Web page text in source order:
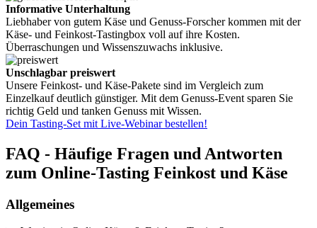
Informative Unterhaltung
Liebhaber von gutem Käse und Genuss-Forscher kommen mit der
Käse- und Feinkost-Tastingbox voll auf ihre Kosten.
Überraschungen und Wissenszuwachs inklusive.
Unschlagbar preiswert
Unsere Feinkost- und Käse-Pakete sind im Vergleich zum
Einzelkauf deutlich günstiger. Mit dem Genuss-Event sparen Sie
richtig Geld und tanken Genuss mit Wissen.
Dein Tasting-Set mit Live-Webinar bestellen!
FAQ - Häufige Fragen und Antworten
zum Online-Tasting Feinkost und Käse
Allgemeines